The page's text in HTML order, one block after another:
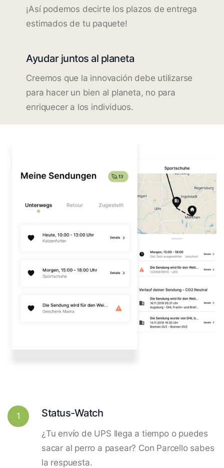
¡Así podemos decirte los plazos de entrega
estimados de tu paquete!
Ayudar juntos al planeta
Creemos que la innovación debe utilizarse
para hacer un bien al planeta, no para
enriquecer a los individuos.
1 Status-Watch
¿Tu envío de UPS llega a tiempo o puedes
sacar al perro a pasear? Con Parcello sabes
la respuesta.